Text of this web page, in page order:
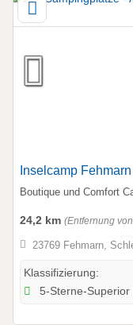
Inselcamp Fehmarn
Boutique und Comfort
24,2 km (Entfernung
23769 Fehmarn,
Klassifizierung:
5-Sterne-Superior